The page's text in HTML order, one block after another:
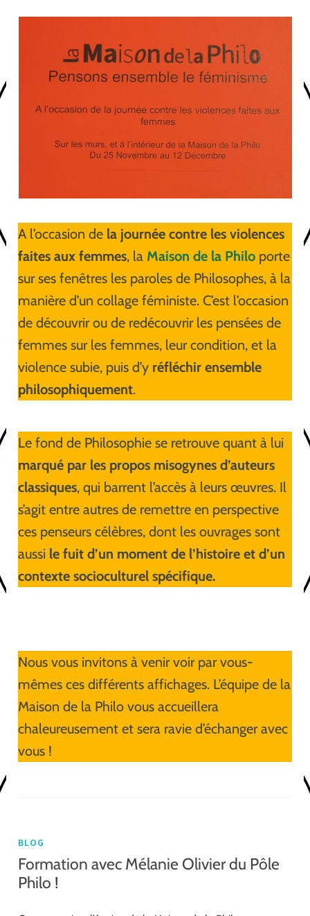
A l’occasion de la journée contre les violences
faites aux femmes, la Maison de la Philo porte
sur ses fenêtres les paroles de Philosophes, à la
manière d’un collage féministe. C’est l’occasion
de découvrir ou de redécouvrir les pensées de
femmes sur les femmes, leur condition, et la
violence subie, puis d’y réfléchir ensemble
philosophiquement.
Le fond de Philosophie se retrouve quant à lui
marqué par les propos misogynes d’auteurs
classiques, qui barrent l’accès à leurs œuvres. Il
s’agit entre autres de remettre en perspective
ces penseurs célèbres, dont les ouvrages sont
aussi le fuit d’un moment de l’histoire et d’un
contexte socioculturel spécifique.
Nous vous invitons à venir voir par vous-
mêmes ces différents affichages. L’équipe de la
Maison de la Philo vous accueillera
chaleureusement et sera ravie d’échanger avec
vous !
BLOG
Formation avec Mélanie Olivier du Pôle
Philo !